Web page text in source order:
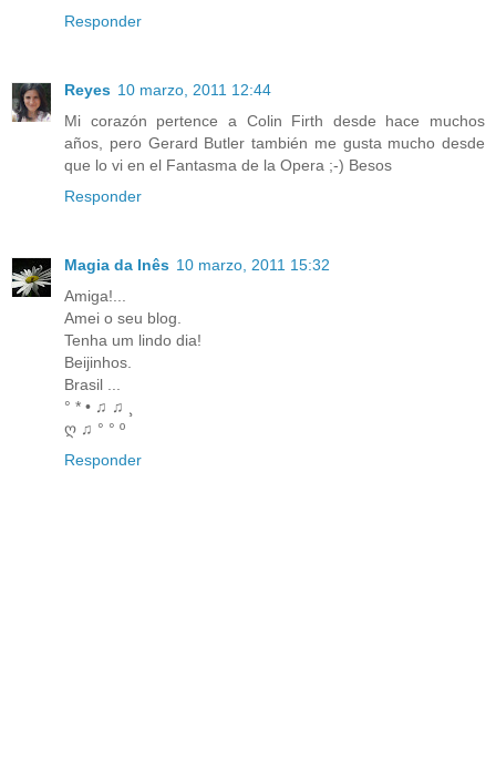
Responder
Reyes 10 marzo, 2011 12:44
Mi corazón pertence a Colin Firth desde hace muchos
años, pero Gerard Butler también me gusta mucho desde
que lo vi en el Fantasma de la Opera ;-) Besos
Responder
Magia da Inês 10 marzo, 2011 15:32
Amiga!...
Amei o seu blog.
Tenha um lindo dia!
Beijinhos.
Brasil ...
° * • ♫ ♫ ¸
ღ ♫ ° ° º
Responder